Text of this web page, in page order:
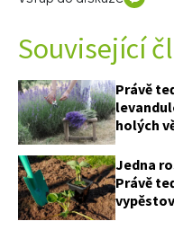
Související
Právě
holých
Jedna
Právě